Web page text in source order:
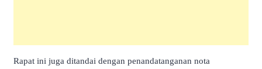
Rapat ini juga ditandai dengan penandatanganan nota